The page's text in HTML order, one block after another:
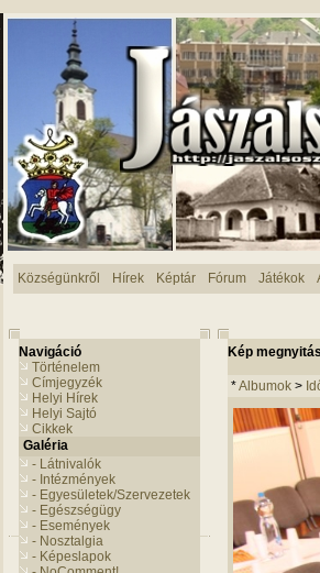
Községünkről Hírek Képtár Fórum Játékok
Navigáció
Történelem
Címjegyzék
Helyi Hírek
Helyi Sajtó
Cikkek
Galéria
- Látnivalók
- Intézmények
- Egyesületek/Szervezetek
- Egészségügy
- Események
- Nosztalgia
- Képeslapok
Kép
*Albumok >